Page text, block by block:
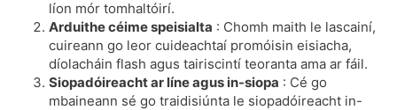
líon mór tomhaltóirí.
Arduithe céime speisialta : Chomh maith le lascainí,
cuireann go leor cuideachtaí promóisin eisiacha,
díolacháin flash agus tairiscintí teoranta ama ar fáil.
Siopadóireacht ar líne agus in-siopa : Cé go
mbaineann sé go traidisiúnta le siopadóireacht in-